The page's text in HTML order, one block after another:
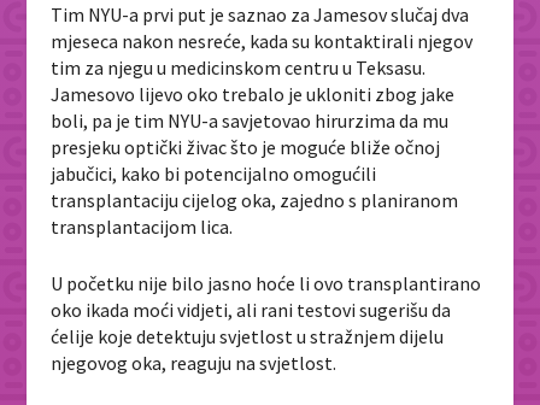
Tim NYU-a prvi put je saznao za Jamesov slučaj dva
mjeseca nakon nesreće, kada su kontaktirali njegov
tim za njegu u medicinskom centru u Teksasu.
Jamesovo lijevo oko trebalo je ukloniti zbog jake
boli, pa je tim NYU-a savjetovao hirurzima da mu
presjeku optički živac što je moguće bliže očnoj
jabučici, kako bi potencijalno omogućili
transplantaciju cijelog oka, zajedno s planiranom
transplantacijom lica.
U početku nije bilo jasno hoće li ovo transplantirano
oko ikada moći vidjeti, ali rani testovi sugerišu da
ćelije koje detektuju svjetlost u stražnjem dijelu
njegovog oka, reaguju na svjetlost.